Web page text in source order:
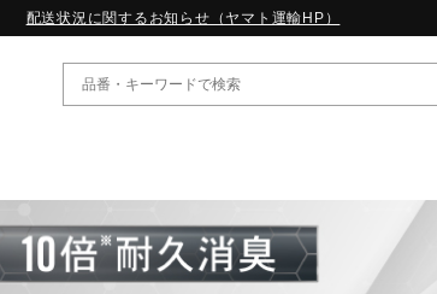
配送状況に関するお知らせ（ヤマト運輸HP）
特集
LS｜特集